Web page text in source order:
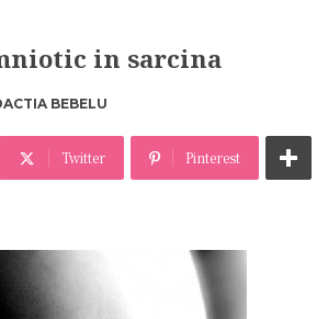
in sarcina
BEBELU
Twitter Pinterest